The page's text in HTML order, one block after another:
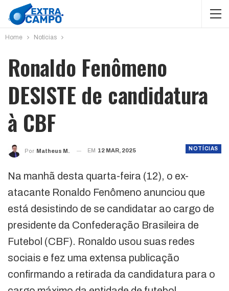
Home Notícias
Ronaldo Fenômeno
DESISTE de candidatura
à CBF
NOTÍCIAS
Por Matheus M. EM 12 MAR, 2025
Na manhã desta quarta-feira (12), o ex-
atacante Ronaldo Fenômeno anunciou que
está desistindo de se candidatar ao cargo de
presidente da Confederação Brasileira de
Futebol (CBF). Ronaldo usou suas redes
sociais e fez uma extensa publicação
confirmando a retirada da candidatura para o